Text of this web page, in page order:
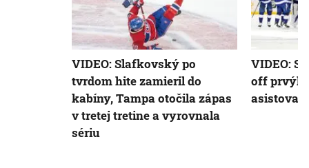
VIDEO: Slafkovský po
tvrdom hite zamieril do
kabíny, Tampa otočila zápas
v tretej tretine a vyrovnala
sériu
VIDEO:
off
asistoval